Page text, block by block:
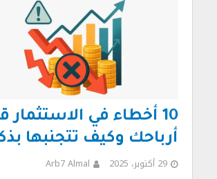
10 أخطاء في الاستثمار
أرباحك وكيف تتجنبها
29 أكتوبر، 2025 Arb7 Almal